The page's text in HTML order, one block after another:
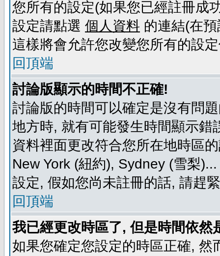
您所有的設定(如果您已經註冊成
設定請點選 個人資料 的連結(在
這樣將會允許您改變您所有的設
回頂端
討論版顯示的時間不正確!
討論版的時間可以確定是沒有問
地方時, 就有可能發生時間顯示
資料裡面更改符合您所在地時區
New York (紐約), Sydney (雪梨
設定, 假如您尚未註冊的話, 請趕
回頂端
我已經更改時區了, 但是時間依然
如果您確定您設定的時區正確,